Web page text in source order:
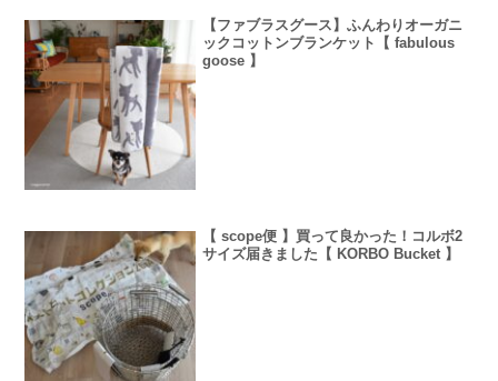
【ファブラスグース】ふんわりオーガニ
ックコットンブランケット【 fabulous
goose 】
【 scope便 】買って良かった！コルボ2
サイズ届きました【 KORBO Bucket 】